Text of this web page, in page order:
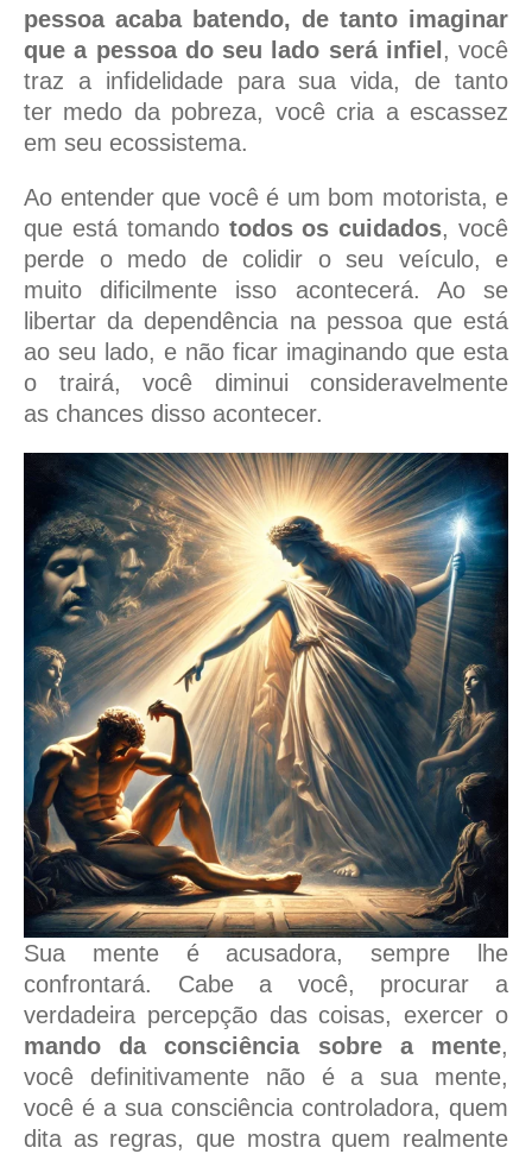
pessoa acaba batendo, de tanto imaginar
que a pessoa do seu lado será infiel , você
traz a infidelidade para sua vida, de tanto
ter medo da pobreza, você cria a escassez
em seu ecossistema.
Ao entender que você é um bom motorista, e
que está tomando todos os cuidados, você
perde o medo de colidir o seu veículo, e
muito dificilmente isso acontecerá. Ao se
libertar da dependência na pessoa que está
ao seu lado, e não ficar imaginando que esta
o trairá, você diminui consideravelmente
as chances disso acontecer.
Sua mente é acusadora, sempre lhe
confrontará. Cabe a você, procurar a
verdadeira percepção das coisas, exercer o
mando da consciência sobre a mente,
você definitivamente não é a sua mente,
você é a sua consciência controladora, quem
dita as regras, que mostra quem realmente